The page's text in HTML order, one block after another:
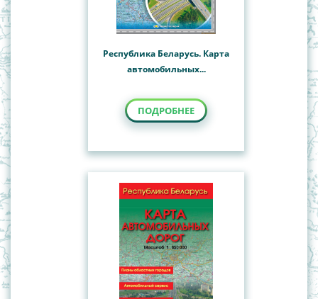
Республика Беларусь. Карта
автомобильных...
ПОДРОБНЕЕ